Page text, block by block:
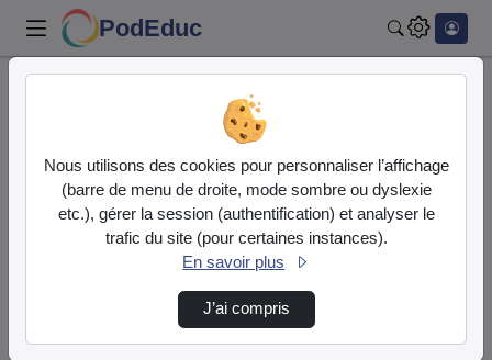
PodEduc
Mes démons
Lire
Nous utilisons des cookies pour personnaliser l’affichage
(barre de menu de droite, mode sombre ou dyslexie
etc.), gérer la session (authentification) et analyser le
trafic du site (pour certaines instances).
En savoir plus
J’ai compris